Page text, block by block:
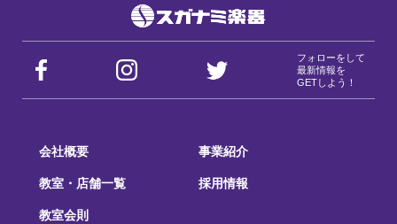
フォローをして
最新情報を
GETしよう！
会社概要 事業紹介
教室・店舗一覧 採用情報
教室会則